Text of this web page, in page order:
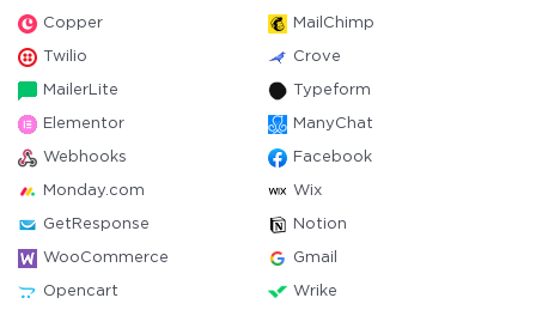
Copper MailChimp
Twilio Crove
MailerLite Typeform
Elementor ManyChat
Webhooks Facebook
Monday.com Wix
GetResponse Notion
WooCommerce Gmail
Opencart Wrike